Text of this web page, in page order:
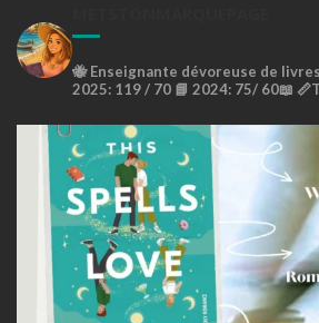
🐝Enseignante dévoreuse de
2025: 119 / 70 📘 2024: 75/ 60📖